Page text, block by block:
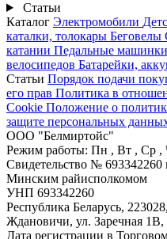
Статьи
Каталог Электромобили
каталки, толокары Беговелы
катании Педальные машинки
велосипедов Батарейки,
Статьи Порядок подачи
его прав Политика в
Cookie Положение о
защите персональных
ООО "Белмиртойс"
Режим работы: Пн , Вт , Ср ,
Свидетельство № 693342260
Минским райисполкомом
УНП 693342260
Республика Беларусь,
Ждановичи, ул. Заречная 1В,
Дата регистрации в